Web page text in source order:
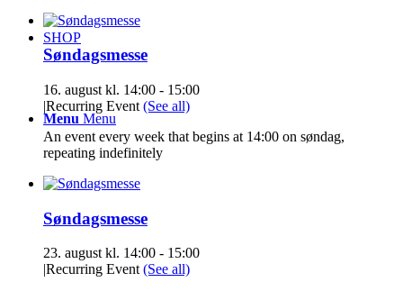
SHOP
Menu Menu
Søndagsmesse
16. august kl. 14:00 - 15:00
|Recurring Event (See all)
An event every week that begins at 14:00 on søndag,
repeating indefinitely
Søndagsmesse
23. august kl. 14:00 - 15:00
Recurring Event(See all)